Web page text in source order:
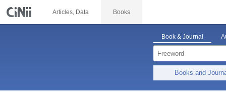
Articles, Data Books
Book & Journal
Books and